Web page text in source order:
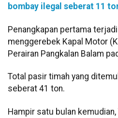
bombay ilegal seberat 11
Penangkapan pertama
menggerebek Kapal Motor
Perairan Pangkalan Balam
Total pasir timah yang
seberat 41 ton.
Hampir satu bulan kemudian,